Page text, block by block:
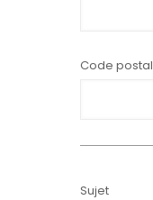
Code postal
Sujet